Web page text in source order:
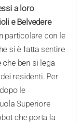
a loro
e Belvedere
particolare con le
si è fatta sentire
ben si lega
residenti. Per
le
Superiore
che porta la